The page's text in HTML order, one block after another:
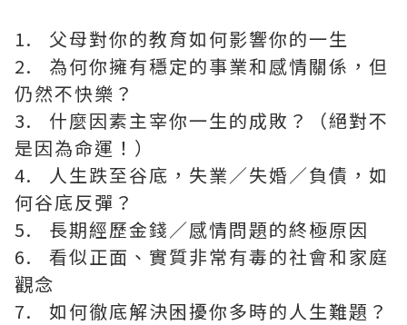
1. 父母對你的教育如何影響你的一生
2. 為何你擁有穩定的事業和感情關係，但
仍然不快樂？
3. 什麼因素主宰你一生的成敗？（絕對不
是因為命運！）
4. 人生跌至谷底，失業／失婚／負債，如
何谷底反彈？
5. 長期經歷金錢／感情問題的終極原因
6. 看似正面、實質非常有毒的社會和家庭
觀念
7. 如何徹底解決困擾你多時的人生難題？